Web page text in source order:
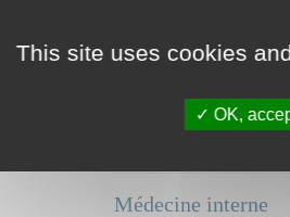
Service(s) ou
Médecine interne
This site uses cookies
OK,